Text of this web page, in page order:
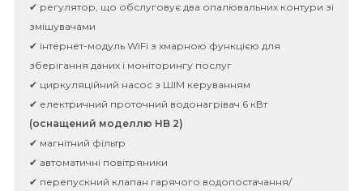
✔ регулятор, що обслуговує два опалювальних контури зі
змішувачами
✔ інтернет-модуль WiFi з хмарною функцією для
зберігання даних і моніторингу послуг
✔ циркуляційний насос з ШІМ керуванням
✔ електричний проточний водонагрівач 6 кВт
(оснащений моделлю HB 2)
✔ магнітний фільтр
✔ автоматичні повітряники
✔ перепускний клапан гарячого водопостачання/